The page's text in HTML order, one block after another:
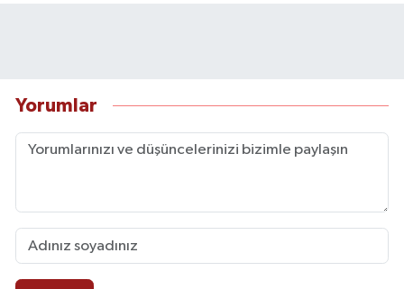
Yorumlar